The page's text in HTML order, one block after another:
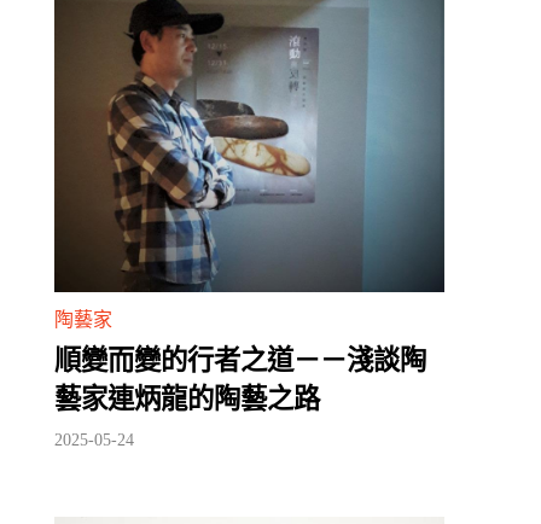
陶藝家
順變而變的行者之道－－淺談陶
藝家連炳龍的陶藝之路
2025-05-24